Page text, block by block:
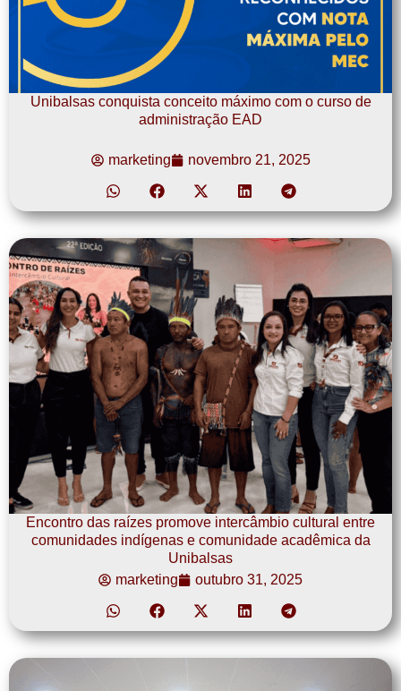
Unibalsas conquista conceito máximo com o curso de
administração EAD
marketing novembro 21, 2025
Encontro das raízes promove intercâmbio cultural entre
comunidades indígenas e comunidade acadêmica da
Unibalsas
marketing
outubro 31, 2025